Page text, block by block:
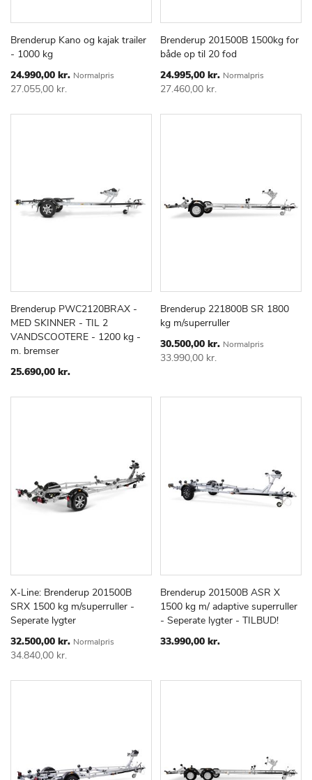
Læg i kurv
TILFØJ
ØNSKE
SAMMENLIGN
Brenderup Kano og kajak trailer
- 1000 kg
Special
Price
24.990,00 kr. Normalpris
27.055,00 kr.
Læg i kurv
TILFØJ
ØNSKE
Brenderup 201500B 1500kg for
både op til 20 fod
Special
Price
24.995,00 kr. Normalpris
27.460,00 kr.
Læg i kurv
TILFØJ
TIL
ØNSKE
SAMMENLIGN
Brenderup PWC2120BRAX -
MED SKINNER - TIL 2
VANDSCOOTERE - 1200 kg -
m. bremser
25.690,00 kr.
Læg i kurv
TILFØJ
ØNSKE
Brenderup 221800B SR 1800
kg m/superruller
Special
Price
30.500,00 kr. Normalpris
33.990,00 kr.
Læg i kurv
TILFØJ
TIL
LISTE
SAMMENLIGN
X-Line: Brenderup 201500B
SRX 1500 kg m/superruller -
Seperate lygter
Special
Price
32.500,00 kr. Normalpris
34.840,00 kr.
Læg i kurv
TILFØJ
TIL
ØNSKE
Brenderup 201500B ASR X
1500 kg m/ adaptive superruller
- Seperate lygter - TILBUD!
33.990,00 kr.